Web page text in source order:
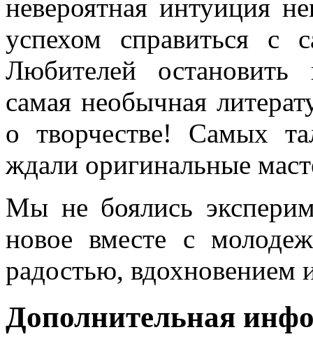
невероятная интуиция
успехом справиться с
Любителей остановить
самая необычная
о творчестве! Самых
ждали оригинальные
Мы не боялись
новое вместе с
радостью,
Дополнительная